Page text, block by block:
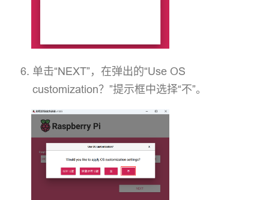
单击“NEXT”，在弹出的“Use OS
customization？”提示框中选择“不”。